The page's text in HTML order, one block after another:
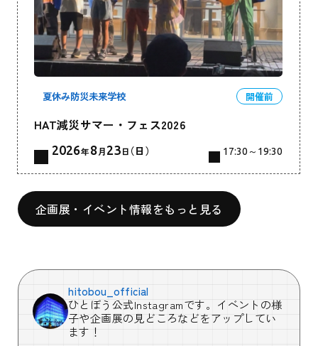
夏休み防災未来学校 開催前
HAT減災サマー・フェス2026
2026年8月23日（日） 17:30～19:30
企画展・イベント情報をもっと見る
hitobou_official
ひとぼう公式Instagramです。イベントの様
子や企画展の見どころなどをアップしてい
ます！